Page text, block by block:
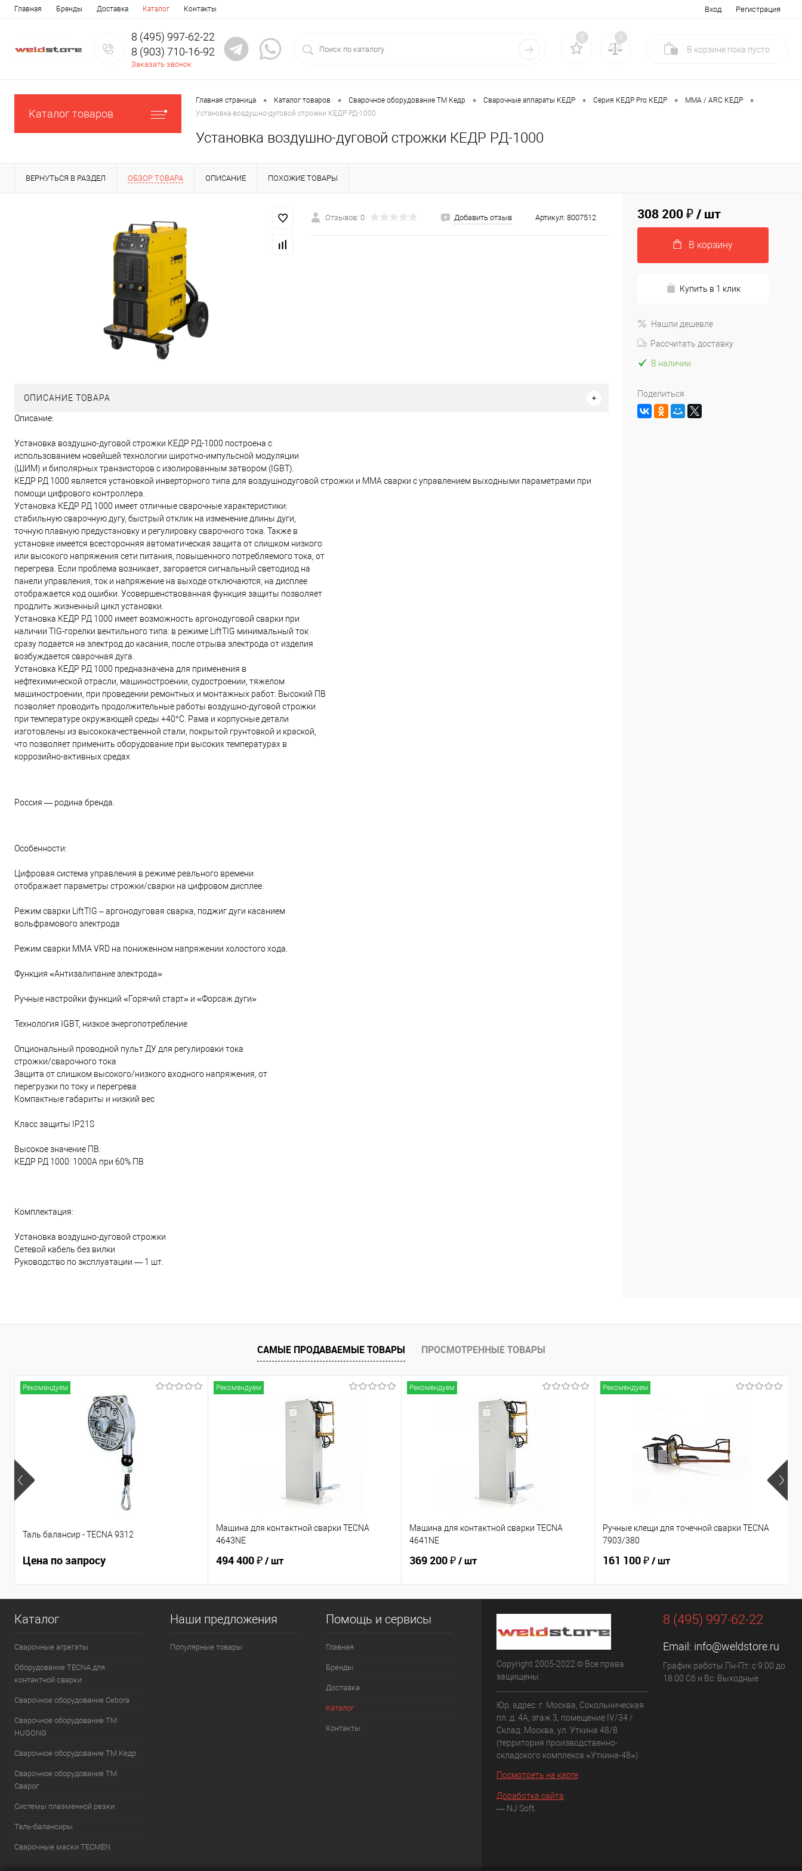
Главная Бренды Доставка Каталог Контакты Вход Регистрация
8 (495) 997-62-22
8 (903) 710-16-92
Заказать звонок
0 0
В корзине пока пусто
Каталог товаров
Главная страница • Каталог товаров • Сварочное оборудование ТМ Кедр • Сварочные аппараты КЕДР • Серия КЕДР Pro КЕДР • MMA / ARC КЕДР •
Установка воздушно-дуговой строжки КЕДР РД-1000
Установка воздушно-дуговой строжки КЕДР РД-1000
ВЕРНУТЬСЯ В РАЗДЕЛ ОБЗОР ТОВАРА ОПИСАНИЕ ПОХОЖИЕ ТОВАРЫ
Отзывов: 0 Добавить отзыв Артикул: 8007512
ОПИСАНИЕ ТОВАРА
Описание:
Установка воздушно-дуговой строжки КЕДР РД-1000 построена с
использованием новейшей технологии широтно-импульсной модуляции
(ШИМ) и биполярных транзисторов с изолированным затвором (IGBT).
КЕДР РД 1000 является установкой инверторного типа для воздушнодуговой строжки и MMA сварки с управлением выходными параметрами при
помощи цифрового контроллера.
Установка КЕДР РД 1000 имеет отличные сварочные характеристики:
стабильную сварочную дугу, быстрый отклик на изменение длины дуги,
точную плавную предустановку и регулировку сварочного тока. Также в
установке имеется всесторонняя автоматическая защита от слишком низкого
или высокого напряжения сети питания, повышенного потребляемого тока, от
перегрева. Если проблема возникает, загорается сигнальный светодиод на
панели управления, ток и напряжение на выходе отключаются, на дисплее
отображается код ошибки. Усовершенствованная функция защиты позволяет
продлить жизненный цикл установки.
Установка КЕДР РД 1000 имеет возможность аргонодуговой сварки при
наличии TIG-горелки вентильного типа: в режиме LiftTIG минимальный ток
сразу подается на электрод до касания, после отрыва электрода от изделия
возбуждается сварочная дуга.
Установка КЕДР РД 1000 предназначена для применения в
нефтехимической отрасли, машиностроении, судостроении, тяжелом
машиностроении, при проведении ремонтных и монтажных работ. Высокий ПВ
позволяет проводить продолжительные работы воздушно-дуговой строжки
при температуре окружающей среды +40°C. Рама и корпусные детали
изготовлены из высококачественной стали, покрытой грунтовкой и краской,
что позволяет применить оборудование при высоких температурах в
коррозийно-активных средах
Россия — родина бренда.
Особенности:
Цифровая система управления в режиме реального времени
отображает параметры строжки/сварки на цифровом дисплее.
Режим сварки LiftTIG – аргонодуговая сварка, поджиг дуги касанием
вольфрамового электрода
Режим сварки MMA VRD на пониженном напряжении холостого хода.
Функция «Антизалипание электрода»
Ручные настройки функций «Горячий старт» и «Форсаж дуги»
Технология IGBT, низкое энергопотребление
Опциональный проводной пульт ДУ для регулировки тока
строжки/сварочного тока
Защита от слишком высокого/низкого входного напряжения, от
перегрузки по току и перегрева
Компактные габариты и низкий вес
Класс защиты IP21S
Высокое значение ПВ:
КЕДР РД 1000: 1000А при 60% ПВ
Комплектация:
Установка воздушно-дуговой строжки
Сетевой кабель без вилки
Руководство по эксплуатации — 1 шт.
308 200 ₽/ шт
В корзину
Купить в 1 клик
Нашли дешевле
Рассчитать доставку
В наличии
Поделиться
САМЫЕ ПРОДАВАЕМЫЕ ТОВАРЫ ПРОСМОТРЕННЫЕ ТОВАРЫ
Рекомендуем
Таль балансир - TECNA 9312
Цена по запросу
Рекомендуем
Машина для контактной сварки TECNA
4643NE
494 400 ₽/ шт
Рекомендуем
Машина для контактной сварки TECNA
4641NE
369 200 ₽/ шт
Рекомендуем
Ручные клещи для точечной сварки TECNA
7903/380
161 100 ₽/ шт
Каталог
Сварочные агрегаты
Оборудование TECNA для
контактной сварки
Сварочное оборудование Cebora
Сварочное оборудование ТМ
HUGONG
Сварочное оборудование ТМ Кедр
Сварочное оборудование ТМ
Сварог
Системы плазменной резки
Таль-балансиры
Cварочные маски TECMEN
Наши предложения
Популярные товары
Помощь и сервисы
Главная
Бренды
Доставка
Каталог
Контакты
Copyright 2005-2022 © Все права
защищены.
Юр. адрес: г. Москва, Сокольническая
пл. д. 4А, этаж 3, помещение IV/34 /
Склад: Москва, ул. Уткина 48/8
(территория производственно-
складского комплекса «Уткина-48»)
Посмотреть на карте
Доработка сайта
— NJ Soft.
8 (495) 997-62-22
Email: info@weldstore.ru
График работы Пн-Пт: с 9:00 до
18:00 Сб и Вс: Выходные